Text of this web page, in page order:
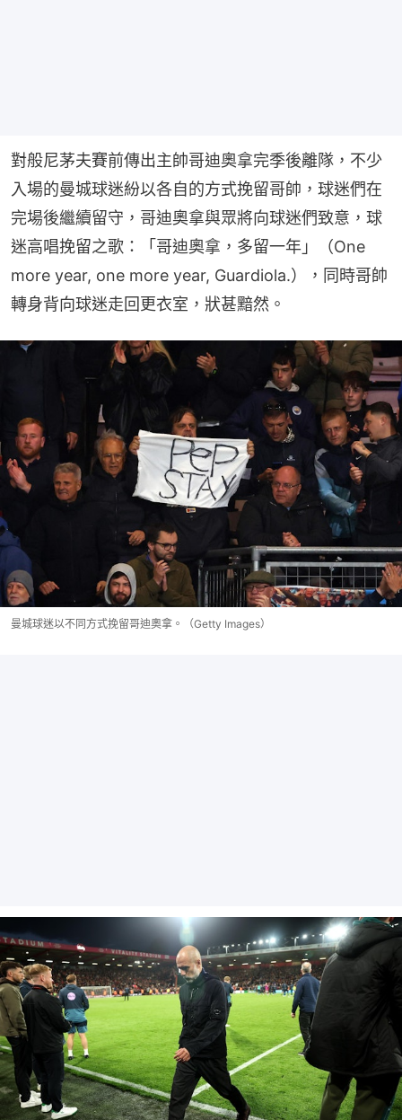
對般尼茅夫賽前傳出主帥哥迪奧拿完季後離隊，不少
入場的曼城球迷紛以各自的方式挽留哥帥，球迷們在
完場後繼續留守，哥迪奧拿與眾將向球迷們致意，球
迷高唱挽留之歌：「哥迪奧拿，多留一年」（One
more year, one more year, Guardiola.），同時哥帥
轉身背向球迷走回更衣室，狀甚黯然。
曼城球迷以不同方式挽留哥迪奧拿。（Getty Images）